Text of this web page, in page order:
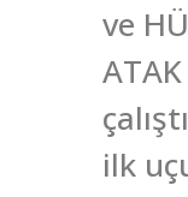
ve
ilk